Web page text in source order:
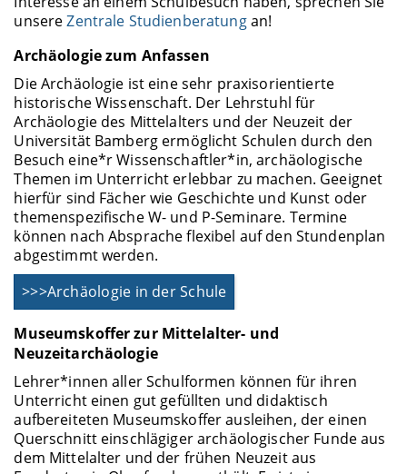
unsereZentrale Studienberatungan!
Archäologie zum Anfassen
Die Archäologie ist eine sehr praxisorientierte
historische Wissenschaft. Der Lehrstuhl für
Archäologie des Mittelalters und der Neuzeit der
Universität Bamberg ermöglicht Schulen durch den
Besuch eine*r Wissenschaftler*in, archäologische
Themen im Unterricht erlebbar zu machen. Geeignet
hierfür sind Fächer wie Geschichte und Kunst oder
themenspezifische W- und P-Seminare. Termine
können nach Absprache flexibel auf den Stundenplan
abgestimmt werden.
>>>Archäologie in der Schule
Museumskoffer zur Mittelalter- und
Neuzeitarchäologie
Lehrer*innen aller Schulformen können für ihren
Unterricht einen gut gefüllten und didaktisch
aufbereiteten Museumskoffer ausleihen, der einen
Querschnitt einschlägiger archäologischer Funde aus
dem Mittelalter und der frühen Neuzeit aus